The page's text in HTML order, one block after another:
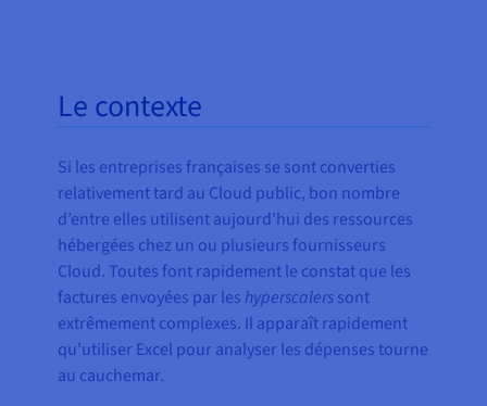
Le contexte
Si les entreprises françaises se sont converties
relativement tard au Cloud public, bon nombre
d’entre elles utilisent aujourd’hui des ressources
hébergées chez un ou plusieurs fournisseurs
Cloud. Toutes font rapidement le constat que les
factures envoyées par les hyperscalerssont
extrêmement complexes. Il apparaît rapidement
qu’utiliser Excel pour analyser les dépenses tourne
au cauchemar.